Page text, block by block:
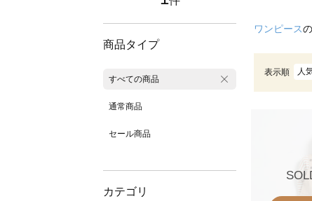
商品タイプ
すべての商品
通常商品
セール商品
カテゴリ
ワンピース
表示順 人